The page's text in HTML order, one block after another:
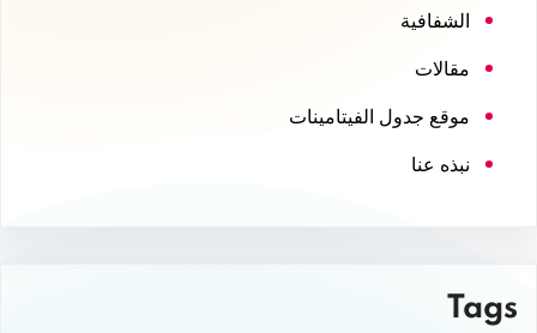
الشفافية
مقالات
موقع جدول الفيتامينات
نبذه عنا
Tags